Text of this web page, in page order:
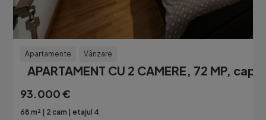
Apartamente Vânzare
APARTAMENT CU 2 CAMERE, 72 MP,
93.000 €
68 m² 2 cam
etajul 4